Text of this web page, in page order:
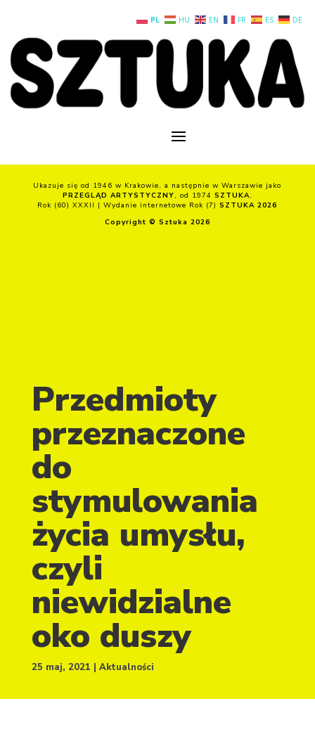
Ukazuje się od 1946 w Krakowie, a następnie w Warszawie jako
PRZEGLĄD ARTYSTYCZNY, od 1974 SZTUKA,
Rok (60) XXXII | Wydanie internetowe Rok (7)SZTUKA 2026
Copyright © Sztuka 2026
Przedmioty
przeznaczone
do
stymulowania
życia umysłu,
czyli
niewidzialne
oko duszy
25 maj, 2021 Aktualności
PL HU EN FR ES DE